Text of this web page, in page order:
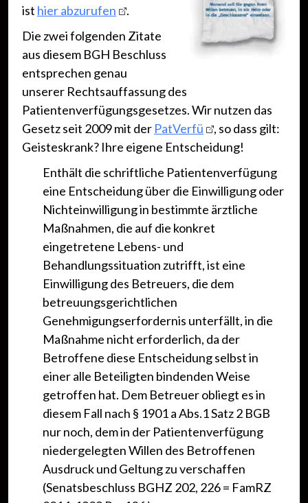
ist hier abzurufen
.
Die zwei folgenden Zitate
aus diesem BGH Beschluss
entsprechen genau
unserer Rechtsauffassung des
Patientenverfügungsgesetzes. Wir nutzen das
Gesetz seit 2009 mit der PatVerfü
, so dass gilt:
Geisteskrank? Ihre eigene Entscheidung!
Enthält die schriftliche Patientenverfügung
eine Entscheidung über die Einwilligung oder
Nichteinwilligung in bestimmte ärztliche
Maßnahmen, die auf die konkret
eingetretene Lebens- und
Behandlungssituation zutrifft, ist eine
Einwilligung des Betreuers, die dem
betreuungsgerichtlichen
Genehmigungserfordernis unterfällt, in die
Maßnahme nicht erforderlich, da der
Betroffene diese Entscheidung selbst in
einer alle Beteiligten bindenden Weise
getroffen hat. Dem Betreuer obliegt es in
diesem Fall nach § 1901 a Abs.1 Satz 2 BGB
nur noch, dem in der Patientenverfügung
niedergelegten Willen des Betroffenen
Ausdruck und Geltung zu verschaffen
(Senatsbeschluss BGHZ 202, 226 = FamRZ